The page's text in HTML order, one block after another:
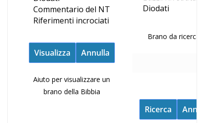
Aiuto per visualizzare un
brano della Bibbia
Brano da ricercare: